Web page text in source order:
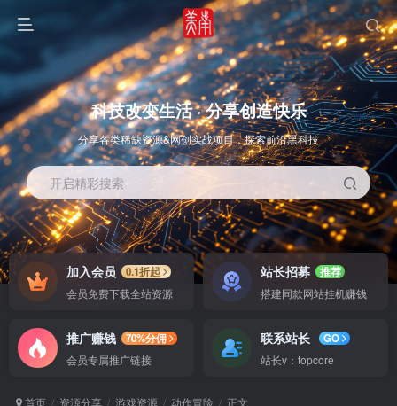
OS教程 SOFT教程
科技改变生活 · 分享创造快乐
分享各类稀缺资源&网创实战项目，探索前沿黑科技
开启精彩搜索
加入会员
0.1折起
会员免费下载全站资源
站长招募
推荐
搭建同款网站挂机赚钱
推广赚钱
70%分佣
会员专属推广链接
联系站长
GO
站长v：topcore
首页 资源分享 游戏资源 动作冒险 正文